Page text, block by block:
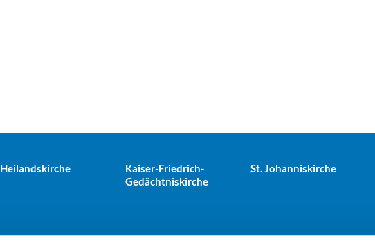
Heilandskirche
Kaiser-Friedrich-
Gedächtniskirche
St. Johanniskirche